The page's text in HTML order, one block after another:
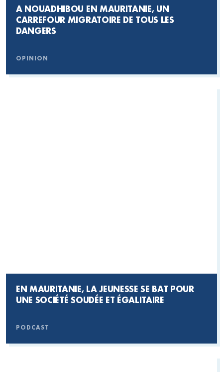
A NOUADHIBOU EN MAURITANIE, UN
CARREFOUR MIGRATOIRE DE TOUS LES
DANGERS
OPINION
EN MAURITANIE, LA JEUNESSE SE BAT POUR
UNE SOCIÉTÉ SOUDÉE ET ÉGALITAIRE
PODCAST